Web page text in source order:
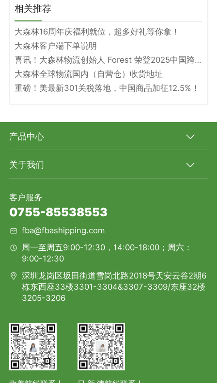
相关推荐
大森林16周年庆福利就位，超多好礼等你拿！
大森林客户端下单说明
喜讯！大森林物流创始人 Forest 荣登2025中国跨境电商物流名人堂！
大森林全球物流国内（自营仓）收货地址
重磅！美最新301关税落地，中国商品加征12.5%！
产品中心
关于我们
客户服务
0755-85538553
fba@fbashipping.com
周一至周五9:00-12:30，14:00-18:00；周六：
9:00-12:30
深圳龙岗区坂田街道雪岗北路2018号天安云谷2期6
栋东西座33楼3301-3304&3307-3309/东座32楼
3205-3206